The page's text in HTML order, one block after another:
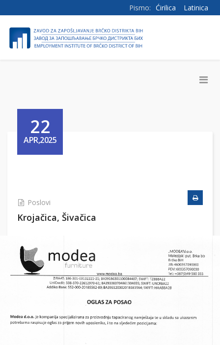
Pismo: Ćirilica Latinica
22
APR,2025
Poslovi
Krojačica, Šivačica